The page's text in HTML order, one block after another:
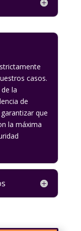
casos.
la
de
que
la máxima